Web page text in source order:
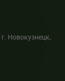
Новокузнецк,